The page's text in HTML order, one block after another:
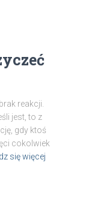
reakcji.
jest, to z
gdy ktoś
cokolwiek
się więcej